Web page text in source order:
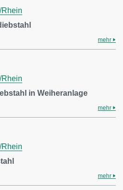
mehr
in Weiheranlage
mehr
mehr